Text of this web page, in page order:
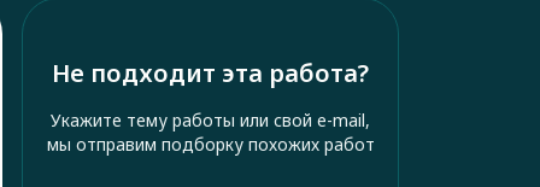
Не подходит эта работа?
Укажите тему работы или свой e-mail,
мы отправим подборку похожих работ